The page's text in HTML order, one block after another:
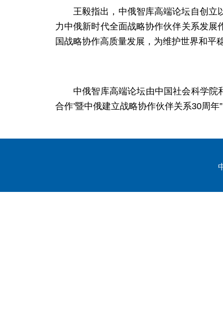
王毅指出，中俄智库高端论坛自创立
力中俄新时代全面战略协作伙伴关系发
国战略协作高质量发展，为维护世界和平
中俄智库高端论坛由中国社会科学院
合作’暨中俄建立战略协作伙伴关系30周年